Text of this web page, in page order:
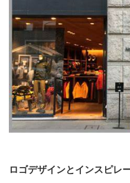
ロゴデザインとインスピレ